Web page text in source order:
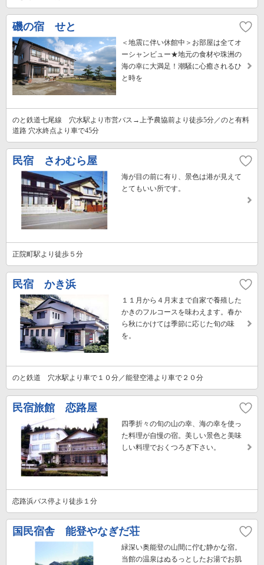
磯の宿 せと
＜地震に伴い休館中＞お部屋は全てオ
ーシャンビュー★地元の食材や珠洲の
海の幸に大満足！潮騒に心癒されるひ
と時を
のと鉄道七尾線 穴水駅より市営バス→上予農協前より徒歩5分／のと有料
道路 穴水終点より車で45分
民宿 さわむら屋
海が目の前に有り、景色は港が見えて
とてもいい所です。
正院町駅より徒歩５分
民宿 かき浜
１１月から４月末まで自家で養殖した
かきのフルコースを味わえます。春か
ら秋にかけては季節に応じた旬の味
を。
のと鉄道 穴水駅より車で１０分／能登空港より車で２０分
民宿旅館 恋路屋
四季折々の旬の山の幸、海の幸を使っ
た料理が自慢の宿。美しい景色と美味
しい料理でおくつろぎ下さい。
恋路浜バス停より徒歩１分
国民宿舎 能登やなぎだ荘
緑深い奥能登の山間に佇む静かな宿。
当館の温泉はぬるっとしたお湯でお肌